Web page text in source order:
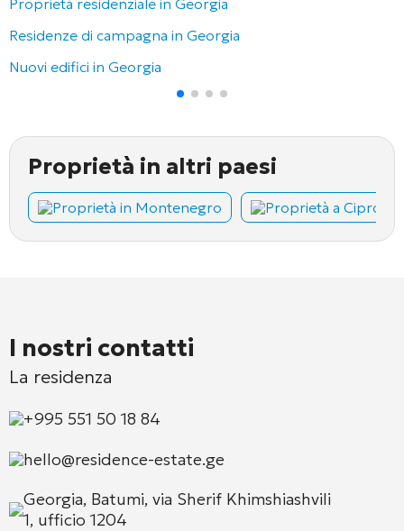
Residenze di campagna in Georgia
Nuovi edifici in Georgia
Proprietà in altri paesi
Proprietà in Montenegro Proprietà a Cipro
I nostri contatti
La residenza
+995 551 50 18 84
hello@residence-estate.ge
Georgia, Batumi, via Sherif Khimshiashvili
1, ufficio 1204